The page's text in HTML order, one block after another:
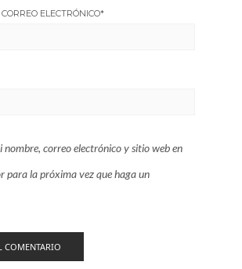
ELECTRÓNICO*
nombre, correo electrónico y sitio web en
para la próxima vez que haga un